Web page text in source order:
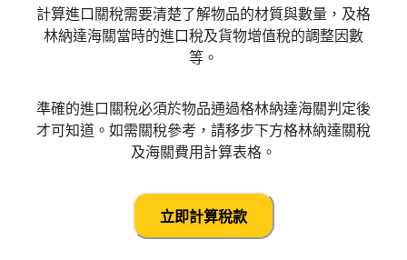
計算進口關稅需要清楚了解物品的材質與數量，及格
林納達海關當時的進口稅及貨物增值稅的調整因數
等。
準確的進口關稅必須於物品通過格林納達海關判定後
才可知道。如需關稅參考，請移步下方格林納達關稅
及海關費用計算表格。
立即計算稅款